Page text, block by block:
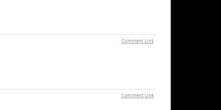
Comment Link
Comment Link